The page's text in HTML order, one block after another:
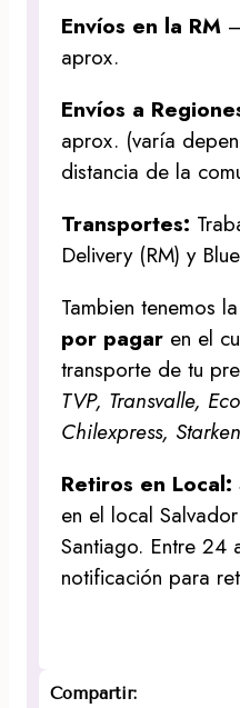
Envíos en la RM
aprox.
Envíos a
aprox. (varía
distancia de la
Transportes:
Delivery (RM) y
Tambien tenemos
por pagar en el
transporte de tu
TVP, Transvalle,
Chilexpress,
Retiros en Local:
en el local
Santiago. Entre 24
notificación para
Compartir: